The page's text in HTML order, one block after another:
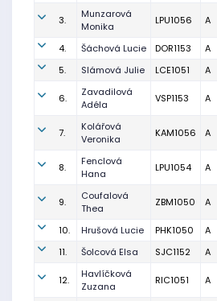
3.
Munzarová
Monika
LPU1056 A
4. Šáchová Lucie DOR1153 A
5.
Slámová Julie LCE1051 A
6.
Zavadilová
Adéla
VSP1153 A
7.
Kolářová
Veronika
KAM1056 A
8.
Fenclová
Hana
LPU1054 A
9.
Coufalová
Thea
ZBM1050 A
10. Hrušová Lucie PHK1050 A
11.
Šolcová Elsa SJC1152 A
12.
Havlíčková
Zuzana
RIC1051 A